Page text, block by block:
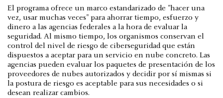
El programa ofrece un marco estandarizado de "hacer una
vez, usar muchas veces" para ahorrar tiempo, esfuerzo y
dinero a las agencias federales a la hora de evaluar la
seguridad. Al mismo tiempo, los organismos conservan el
control del nivel de riesgo de ciberseguridad que están
dispuestos a aceptar para un servicio en nube concreto. Las
agencias pueden evaluar los paquetes de presentación de los
proveedores de nubes autorizados y decidir por sí mismas si
la postura de riesgo es aceptable para sus necesidades o si
desean realizar cambios.